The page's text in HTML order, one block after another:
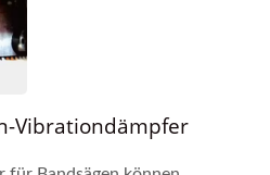
Vibrationdämpfer